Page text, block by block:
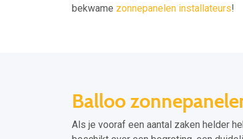
bekwame zonnepanelen installateurs!
Balloo
Als je vooraf een aantal zaken helder